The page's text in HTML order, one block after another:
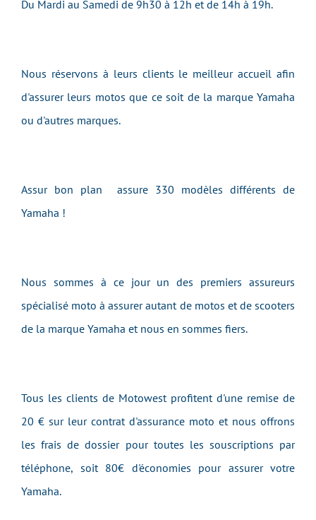
Du Mardi au Samedi de 9h30 à 12h et de 14h à 19h.
Nous réservons à leurs clients le meilleur accueil afin
d'assurer leurs motos que ce soit de la marque Yamaha
ou d'autres marques.
Assur bon plan assure 330 modèles différents de
Yamaha !
Nous sommes à ce jour un des premiers assureurs
spécialisé moto à assurer autant de motos et de scooters
de la marque Yamaha et nous en sommes fiers.
Tous les clients de Motowest profitent d'une remise de
20 € sur leur contrat d'assurance moto et nous offrons
les frais de dossier pour toutes les souscriptions par
téléphone, soit 80€ d'économies pour assurer votre
Yamaha.